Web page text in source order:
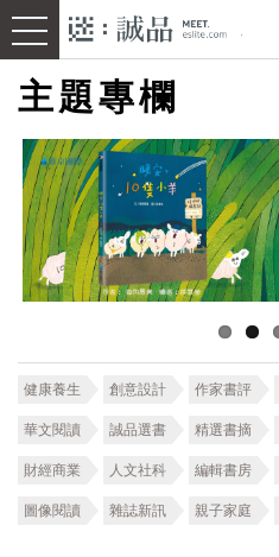
主題專欄
健康養生 創意設計 作家書評
華文閱讀 誠品選書 精選書摘
財經商業 人文社科 編輯書房
圖像閱讀 雜誌新訊 親子家庭